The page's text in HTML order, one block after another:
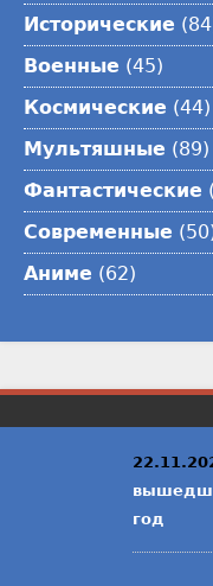
Исторические
Военные (45)
Космические (44)
Мультяшные (89)
Фантастические
Современные
Аниме (62)
год